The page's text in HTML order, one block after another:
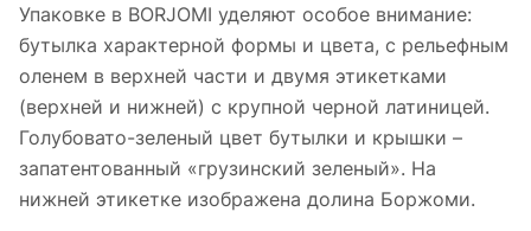
Упаковке в BORJOMI уделяют особое внимание:
бутылка характерной формы и цвета, с рельефным
оленем в верхней части и двумя этикетками
(верхней и нижней) с крупной черной латиницей.
Голубовато-зеленый цвет бутылки и крышки –
запатентованный «грузинский зеленый». На
нижней этикетке изображена долина Боржоми.